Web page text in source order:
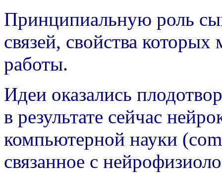
Принципиальную роль
связей, свойства
работы.
Идеи оказались
в результате сейчас
компьютерной науки
связанное с